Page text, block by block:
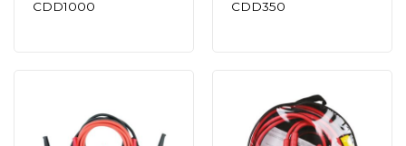
CDD1000 CDD350